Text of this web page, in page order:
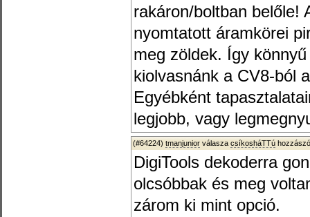
rakáron/boltban belőle!
nyomtatott áramkörei
meg zöldek. Így
kiolvasnánk a CV8-ból
Egyébként
legjobb, vagy
(#64224) tmanjunior válasza csíkosháTTú
DigiTools dekoderra
olcsóbbak és meg
zárom ki mint opció.